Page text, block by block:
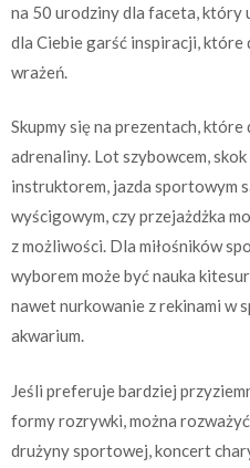
na 50 urodziny dla faceta, który
dla Ciebie garść inspiracji, które
wrażeń.
Skupmy się na prezentach,
adrenaliny. Lot szybowcem,
instruktorem, jazda sportowym
wyścigowym, czy przejażdżka
z możliwości. Dla miłośników
wyborem może być nauka
nawet nurkowanie z rekinami w
akwarium.
Jeśli preferuje bardziej
formy rozrywki, można
drużyny sportowej, koncert